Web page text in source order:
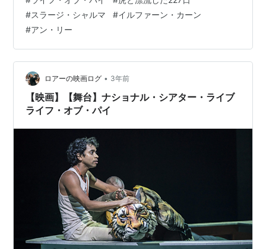
ルマ Suraj Sharma 1993年3月21日- インド ニューデリ
ー出身。 壮年時代のパイを演じる、イルファーン・カー
ン Irrfan Khan 1967年1月7日 ｰ 2020年4月29日 インド
ラージャスターン州ジャイプル出身、インド マハーラー
シュトラ州ムンバイにて没 …
#スラージ・シャルマ #イルファーン・カーン
#アン・リー
ロアーの映画ログ • 3年前
【映画】【舞台】ナショナル・シアター・ライブ
ライフ・オブ・パイ